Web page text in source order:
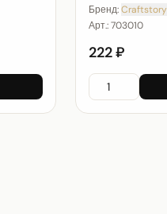
Бренд:Craftstory
Арт.:703010
222 ₽